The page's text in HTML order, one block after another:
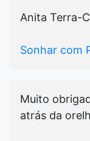
Anita Terra-
Sonhar com
Muito
atrás da